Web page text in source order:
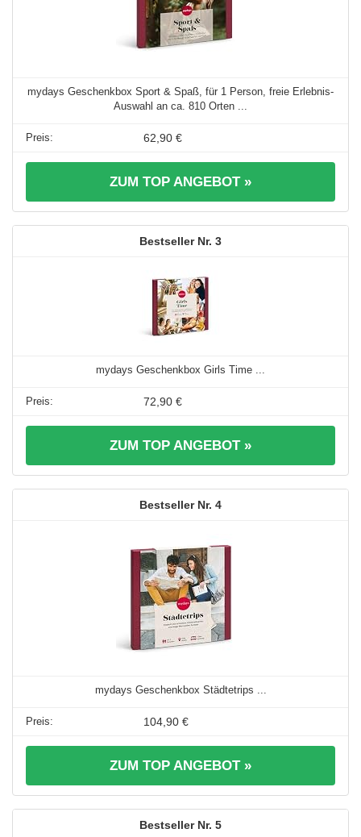
mydays Geschenkbox Sport & Spaß, für 1 Person, freie Erlebnis-
Auswahl an ca. 810 Orten ...
62,90 €
ZUM TOP ANGEBOT »
3
mydays Geschenkbox Girls Time ...
72,90 €
ZUM TOP ANGEBOT »
4
mydays Geschenkbox Städtetrips ...
104,90 €
ZUM TOP ANGEBOT »
5